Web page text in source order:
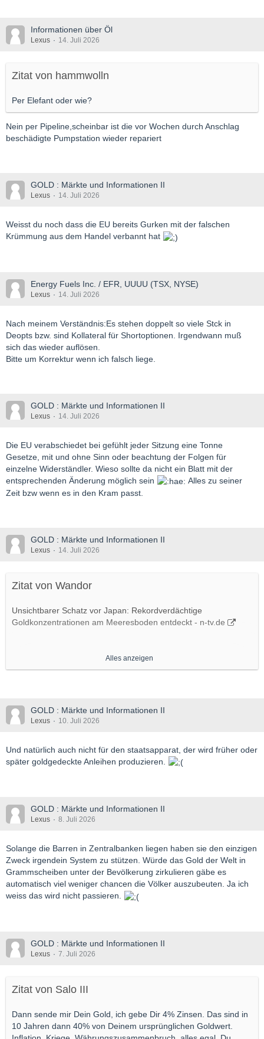
Informationen über Öl
Lexus 14. Juli 2026
Zitat von hammwolln
Per Elefant oder wie?
Nein per Pipeline,scheinbar ist die vor Wochen durch Anschlag
beschädigte Pumpstation wieder repariert
GOLD : Märkte und Informationen II
Lexus 14. Juli 2026
Weisst du noch dass die EU bereits Gurken mit der falschen
Krümmung aus dem Handel verbannt hat
Energy Fuels Inc. / EFR, UUUU (TSX, NYSE)
Lexus 14. Juli 2026
Nach meinem Verständnis:Es stehen doppelt so viele Stck in
Deopts bzw. sind Kollateral für Shortoptionen. Irgendwann muß
sich das wieder auflösen.
Bitte um Korrektur wenn ich falsch liege.
GOLD : Märkte und Informationen II
Lexus 14. Juli 2026
Die EU verabschiedet bei gefühlt jeder Sitzung eine Tonne
Gesetze, mit und ohne Sinn oder beachtung der Folgen für
einzelne Widerständler. Wieso sollte da nicht ein Blatt mit der
entsprechenden Änderung möglich sein
Alles zu seiner
Zeit bzw wenn es in den Kram passt.
GOLD : Märkte und Informationen II
Lexus 14. Juli 2026
Zitat von Wandor
Unsichtbarer Schatz vor Japan: Rekordverdächtige
Goldkonzentrationen am Meeresboden entdeckt - n-tv.de
Tief unter dem Pazifik wächst Gold dort, wo heißes Wasser
aus dem Meeresboden schießt. In einem versunkenen
steckt. Das Forschungsteam spricht von einem
Rekordfund.
Meter unter der Meeresoberfläche. Dort haben Forschende
außergewöhnlich hohe Konzentrationen des Edelmetalls
Katzengold genannt wird.
unterseeischen Vulkankrater etwa zwölf Kilometer östlich der
japanischen Insel Aogashima und rund 350 Kilometer südlich
von Tokio. Dort treten heiße, metallreiche Flüssigkeiten aus dem
Meeresboden aus. Beim Kontakt mit dem kalten Meerwasser
entstehen schwarze Schlote und mineralreiche Hügel.
Alles anzeigen
GOLD : Märkte und Informationen II
Lexus 10. Juli 2026
Und natürlich auch nicht für den staatsapparat, der wird früher oder
später goldgedeckte Anleihen produzieren.
GOLD : Märkte und Informationen II
Lexus 8. Juli 2026
Solange die Barren in Zentralbanken liegen haben sie den einzigen
Zweck irgendein System zu stützen. Würde das Gold der Welt in
Grammscheiben unter der Bevölkerung zirkulieren gäbe es
automatisch viel weniger chancen die Völker auszubeuten. Ja ich
weiss das wird nicht passieren.
GOLD : Märkte und Informationen II
Lexus 7. Juli 2026
Zitat von Salo III
Dann sende mir Dein Gold, ich gebe Dir 4% Zinsen. Das sind in
10 Jahren dann 40% von Deinem ursprünglichen Goldwert.